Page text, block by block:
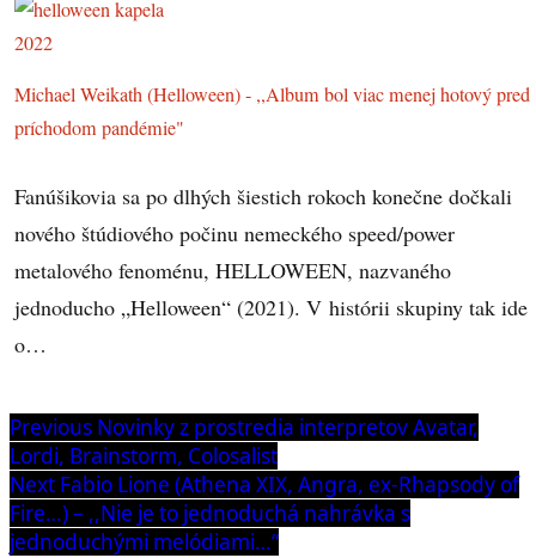
Michael Weikath (Helloween) - ,,Album bol viac menej hotový pred
príchodom pandémie"
Fanúšikovia sa po dlhých šiestich rokoch konečne dočkali
nového štúdiového počinu nemeckého speed/power
metalového fenoménu, HELLOWEEN, nazvaného
jednoducho „Helloween“ (2021). V histórii skupiny tak ide
o…
Navigácia
v
článku
Previous Previous
post:
Novinky z prostredia interpretov Avatar,
Lordi, Brainstorm, Colosalist
Next Next
post:
Fabio Lione (Athena XIX, Angra, ex-Rhapsody of
Fire…) – ,,Nie je to jednoduchá nahrávka s
jednoduchými melódiami…“